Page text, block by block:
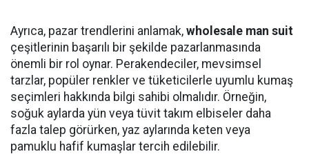
Ayrıca, pazar trendlerini anlamak, wholesale man suit
çeşitlerinin başarılı bir şekilde pazarlanmasında
önemli bir rol oynar. Perakendeciler, mevsimsel
tarzlar, popüler renkler ve tüketicilerle uyumlu kumaş
seçimleri hakkında bilgi sahibi olmalıdır. Örneğin,
soğuk aylarda yün veya tüvit takım elbiseler daha
fazla talep görürken, yaz aylarında keten veya
pamuklu hafif kumaşlar tercih edilebilir.